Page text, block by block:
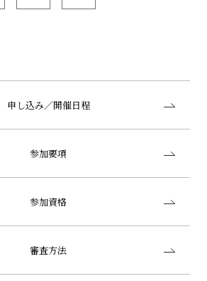
申し込み／開催日程
参加要項
参加資格
審査方法